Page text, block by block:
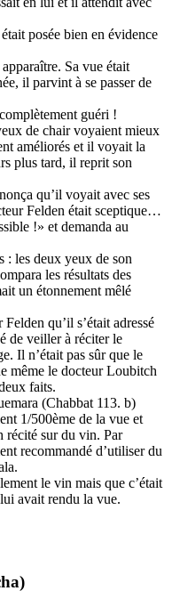
posée bien en évidence
Sa vue était
il parvint à se passer de
guéri !
de chair voyaient mieux
améliorés et il voyait la
plus tard, il reprit son
qu’il voyait avec ses
Felden était sceptique…
!» et demanda au
: les deux yeux de son
les résultats des
un étonnement mêlé
qu’il s’était adressé
de veiller à réciter le
Il n’était pas sûr que le
même le docteur Loubitch
faits.
(Chabbat 113. b)
1/500ème de la vue et
récité sur du vin. Par
recommandé d’utiliser du
le vin mais que c’était
avait rendu la vue.